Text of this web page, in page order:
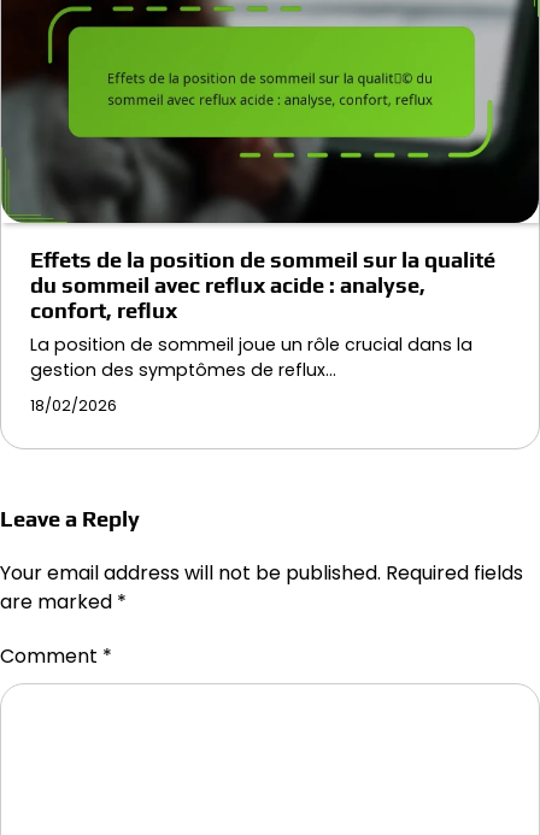
Effets de la position de sommeil sur la qualité
du sommeil avec reflux acide : analyse,
confort, reflux
La position de sommeil joue un rôle crucial dans la
gestion des symptômes de reflux…
18/02/2026
Leave a Reply
Your email address will not be published. Required fields
are marked *
Comment *